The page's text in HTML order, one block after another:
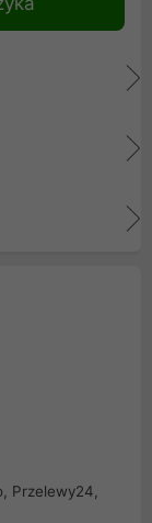
Przelewy24,